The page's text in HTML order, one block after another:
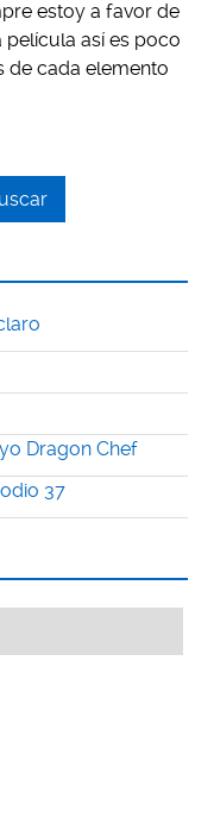
estoy a favor de
así es poco
de cada elemento
Dragon Chef
37